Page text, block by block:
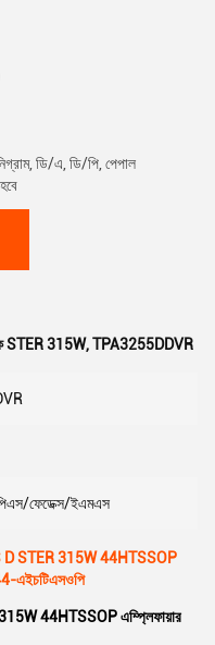
ডি/এ, ডি/পি, পেপাল
STER 315W,TPA3255DDVR
ফেডেক্স/ইএমএস
D STER 315W 44HTSSOP
এইচটিএসওপি
44HTSSOP এম্প্লিফায়ার